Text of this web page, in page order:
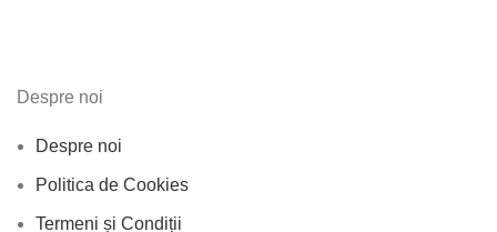
Despre noi
Despre noi
Politica de Cookies
Termeni și Condiții